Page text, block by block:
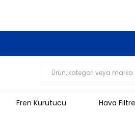
Fren Kurutucu Hava